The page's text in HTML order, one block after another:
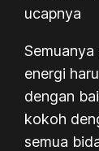
ucapnya
energi
dengan
kokoh
semua